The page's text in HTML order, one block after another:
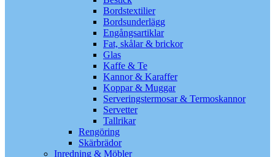
Bordstextilier
Bordsunderlägg
Engångsartiklar
Fat, skålar & brickor
Glas
Kaffe & Te
Kannor & Karaffer
Koppar & Muggar
Serveringstermosar & Termoskannor
Servetter
Tallrikar
Rengöring
Skärbrädor
Inredning & Möbler